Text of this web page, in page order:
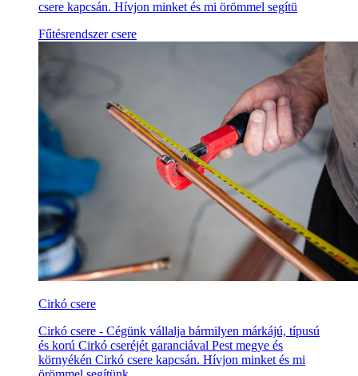
csere kapcsán. Hívjon minket és mi örömmel segítü
Fűtésrendszer csere
Cirkó csere
Cirkó csere - Cégünk vállalja bármilyen márkájú, típusú
és korú Cirkó cseréjét garanciával Pest megye és
környékén Cirkó csere kapcsán. Hívjon minket és mi